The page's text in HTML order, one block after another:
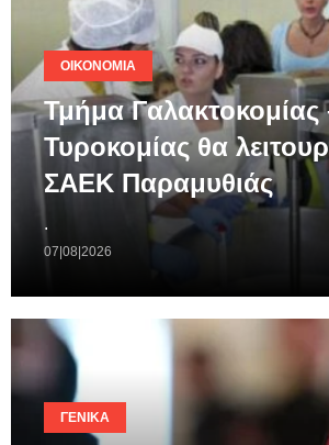
ΟΙΚΟΝΟΜΊΑ
Τμήμα Γαλακτοκομίας
Τυροκομίας θα
ΣΑΕΚ Παραμυθιάς
.
07|08|2026
ΓΕΝΙΚΆ